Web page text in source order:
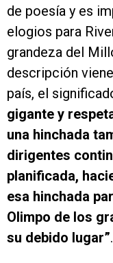
de poesía y es
elogios para
grandeza del
descripción
país, el
gigante y
una hinchada
dirigentes
planificada,
esa hinchada
Olimpo de los
su debido lugar”.